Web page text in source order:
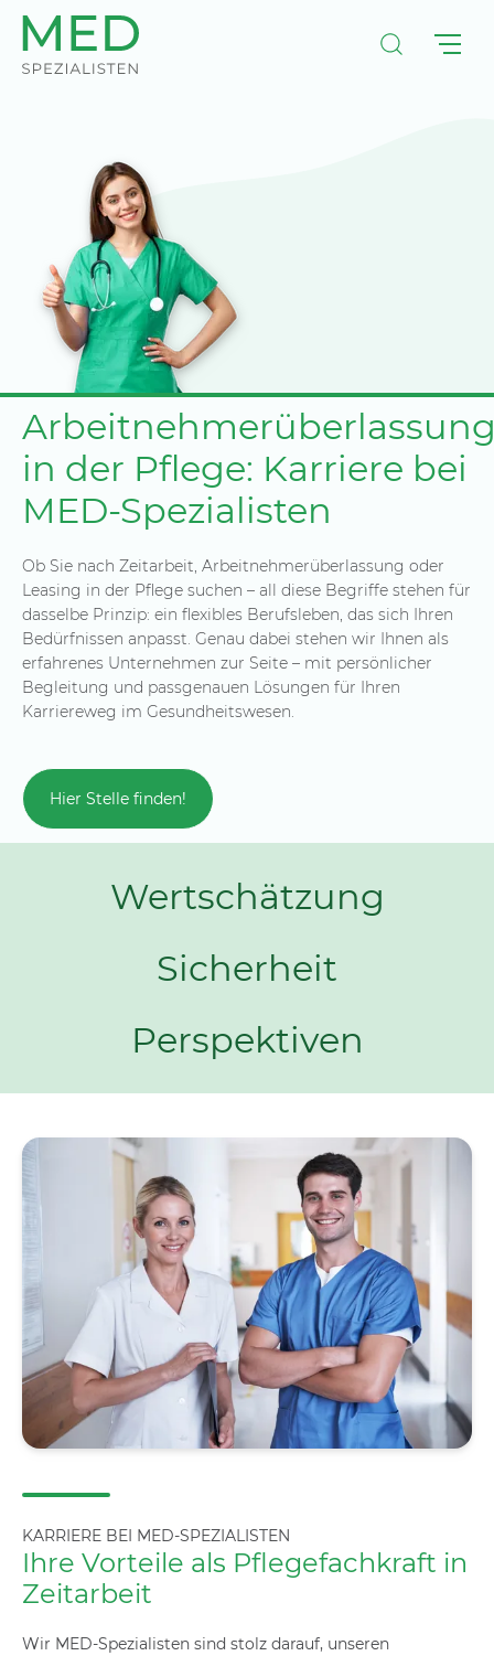
in der Pflege: Karriere bei
MED-Spezialisten
Ob Sie nach Zeitarbeit, Arbeitnehmerüberlassung oder
Leasing in der Pflege suchen – all diese Begriffe stehen für
dasselbe Prinzip: ein flexibles Berufsleben, das sich Ihren
Bedürfnissen anpasst. Genau dabei stehen wir Ihnen als
erfahrenes Unternehmen zur Seite – mit persönlicher
Begleitung und passgenauen Lösungen für Ihren
Karriereweg im Gesundheitswesen.
Hier Stelle finden!
Wertschätzung
Sicherheit
Perspektiven
KARRIERE BEI MED-SPEZIALISTEN
Ihre Vorteile als Pflegefachkraft in
Zeitarbeit
Wir MED-Spezialisten sind stolz darauf, unseren